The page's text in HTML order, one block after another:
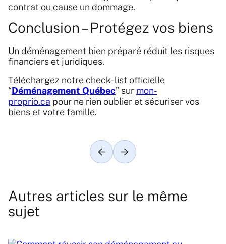
contrat ou cause un dommage.
Conclusion – Protégez vos biens
Un déménagement bien préparé réduit les risques
financiers et juridiques.
Téléchargez notre check-list officielle
“Déménagement Québec” sur mon-
proprio.ca pour ne rien oublier et sécuriser vos
biens et votre famille.
Article précédent
Article suivant
Autres articles sur le même
sujet